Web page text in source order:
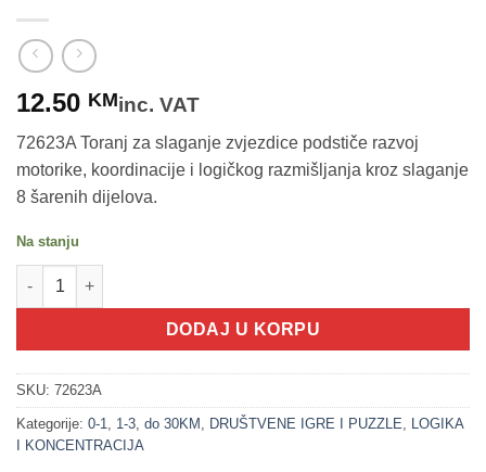
12.50 KMinc. VAT
72623A Toranj za slaganje zvjezdice podstiče razvoj
motorike, koordinacije i logičkog razmišljanja kroz slaganje
8 šarenih dijelova.
Na stanju
200391 Toranj za slaganje - Zvjezdice sa 8 dijelova (LITTLE
DODAJ U KORPU
SKU: 72623A
Kategorije: 0-1 1-3 do 30KM DRUŠTVENE IGRE I PUZZLE
LOGIKA
I KONCENTRACIJA